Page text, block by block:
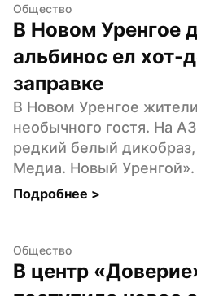
Общество
В Новом Уренгое
альбинос ел хот-
заправке
В Новом Уренгое
необычного гостя. На
редкий белый
Медиа. Новый Уренгой».
Подробнее >
Общество
В центр